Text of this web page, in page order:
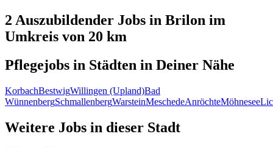
2 Auszubildender Jobs in Brilon im
Umkreis von 20 km
Pflegejobs in Städten in Deiner Nähe
KorbachBestwigWillingen (Upland)Bad
WünnenbergSchmallenbergWarsteinMeschedeAnröchteMöhnesee
Weitere Jobs in dieser Stadt